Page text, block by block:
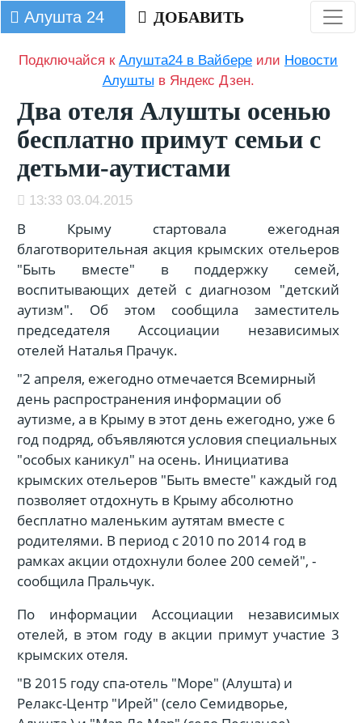
Алушта 24 ДОБАВИТЬ
Подключайся кАлушта24 в Вайбере или Новости
Алушты в Яндекс Дзен.
Два отеля Алушты осенью
бесплатно примут семьи с
детьми-аутистами
13:33 03.04.2015
В Крыму стартовала ежегодная
благотворительная акция крымских отельеров
"Быть вместе" в поддержку семей,
воспитывающих детей с диагнозом "детский
аутизм". Об этом сообщила заместитель
председателя Ассоциации независимых
отелей Наталья Прачук.
"2 апреля, ежегодно отмечается Всемирный
день распространения информации об
аутизме, а в Крыму в этот день ежегодно, уже 6
год подряд, объявляются условия специальных
"особых каникул" на осень. Инициатива
крымских отельеров "Быть вместе" каждый год
позволяет отдохнуть в Крыму абсолютно
бесплатно маленьким аутятам вместе с
родителями. В период с 2010 по 2014 год в
рамках акции отдохнули более 200 семей", -
сообщила Пральчук.
По информации Ассоциации независимых
отелей, в этом году в акции примут участие 3
крымских отеля.
"В 2015 году спа-отель "Море" (Алушта) и
Релакс-Центр "Ирей" (село Семидворье,